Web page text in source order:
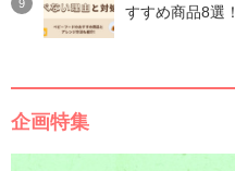
すすめ商品8選！
企画特集